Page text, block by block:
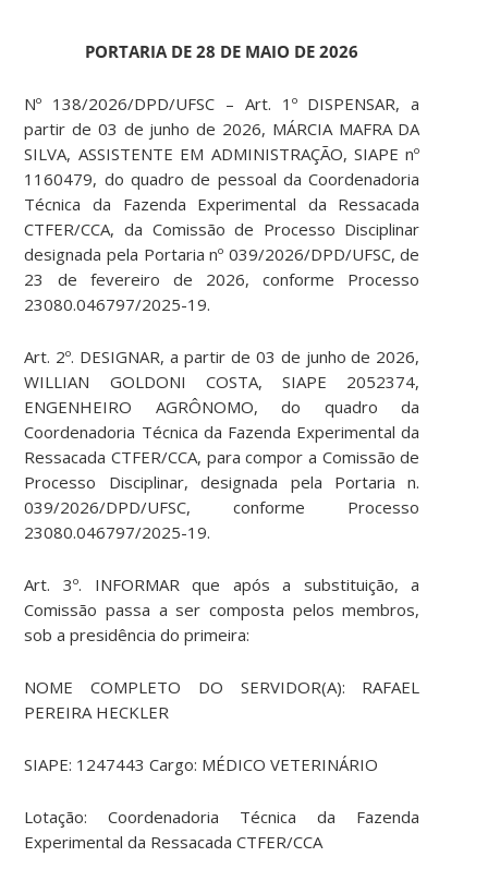
PORTARIA DE 28 DE MAIO DE 2026
Nº 138/2026/DPD/UFSC – Art. 1º DISPENSAR, a
partir de 03 de junho de 2026, MÁRCIA MAFRA DA
SILVA, ASSISTENTE EM ADMINISTRAÇÃO, SIAPE nº
1160479, do quadro de pessoal da Coordenadoria
Técnica da Fazenda Experimental da Ressacada
CTFER/CCA, da Comissão de Processo Disciplinar
designada pela Portaria nº 039/2026/DPD/UFSC, de
23 de fevereiro de 2026, conforme Processo
23080.046797/2025-19.
Art. 2º. DESIGNAR, a partir de 03 de junho de 2026,
WILLIAN GOLDONI COSTA, SIAPE 2052374,
ENGENHEIRO AGRÔNOMO, do quadro da
Coordenadoria Técnica da Fazenda Experimental da
Ressacada CTFER/CCA, para compor a Comissão de
Processo Disciplinar, designada pela Portaria n.
039/2026/DPD/UFSC, conforme Processo
23080.046797/2025-19.
Art. 3º. INFORMAR que após a substituição, a
Comissão passa a ser composta pelos membros,
sob a presidência do primeira:
NOME COMPLETO DO SERVIDOR(A): RAFAEL
PEREIRA HECKLER
SIAPE: 1247443 Cargo: MÉDICO VETERINÁRIO
Lotação: Coordenadoria Técnica da Fazenda
Experimental da Ressacada CTFER/CCA